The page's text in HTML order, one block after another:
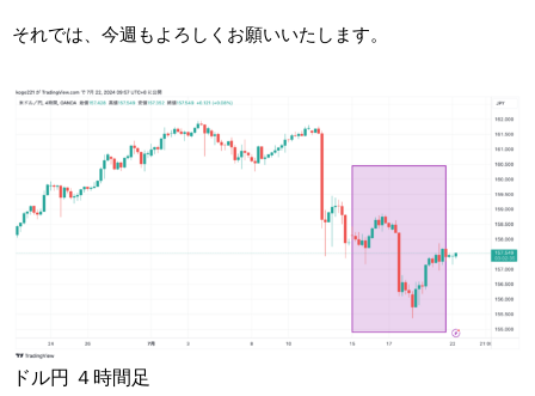
それでは、今週もよろしくお願いいたします。
ドル円 ４時間足